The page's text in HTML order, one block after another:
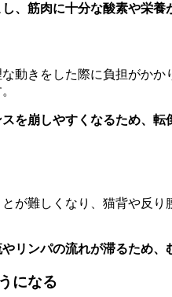
、筋肉に十分な酸素や栄
動きをした際に負担がかか
を崩しやすくなるため、転
が難しくなり、猫背や反
やリンパの流れが滞るため、
になる